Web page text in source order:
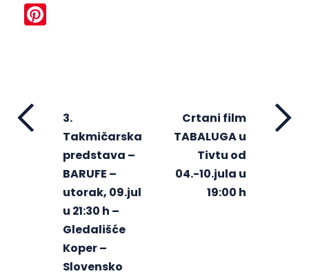
3.
Takmičarska
predstava –
BARUFE –
utorak, 09.jul
u 21:30 h –
Gledališće
Koper –
Slovensko
Crtani film
TABALUGA u
Tivtu od
04.-10.jula u
19:00 h